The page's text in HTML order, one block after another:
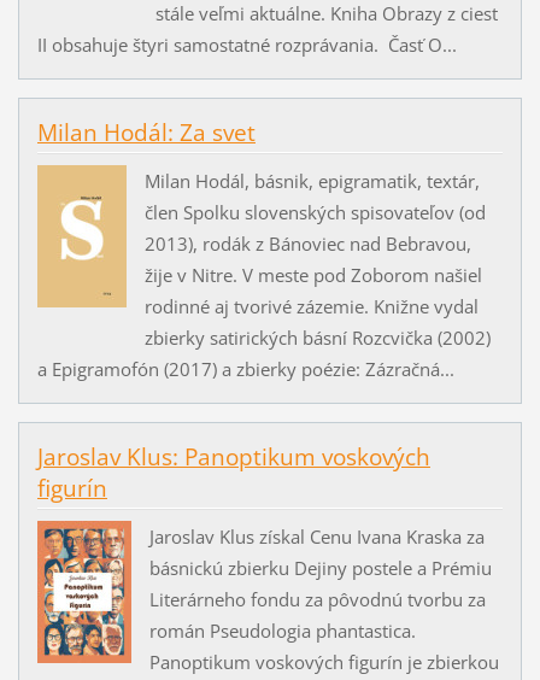
stále veľmi aktuálne. Kniha Obrazy z ciest
II obsahuje štyri samostatné rozprávania. Časť O...
Milan Hodál: Za svet
Milan Hodál, básnik, epigramatik, textár,
člen Spolku slovenských spisovateľov (od
2013), rodák z Bánoviec nad Bebravou,
žije v Nitre. V meste pod Zoborom našiel
rodinné aj tvorivé zázemie. Knižne vydal
zbierky satirických básní Rozcvička (2002)
a Epigramofón (2017) a zbierky poézie: Zázračná...
Jaroslav Klus: Panoptikum voskových
figurín
Jaroslav Klus získal Cenu Ivana Kraska za
básnickú zbierku Dejiny postele a Prémiu
Literárneho fondu za pôvodnú tvorbu za
román Pseudologia phantastica.
Panoptikum voskových figurín je zbierkou